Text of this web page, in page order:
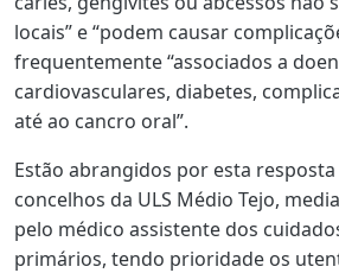
locais” e “podem causar
frequentemente “associados a
cardiovasculares, diabetes,
até ao cancro oral”.
Estão abrangidos por esta
concelhos da ULS Médio Tejo,
pelo médico assistente dos
primários, tendo prioridade os